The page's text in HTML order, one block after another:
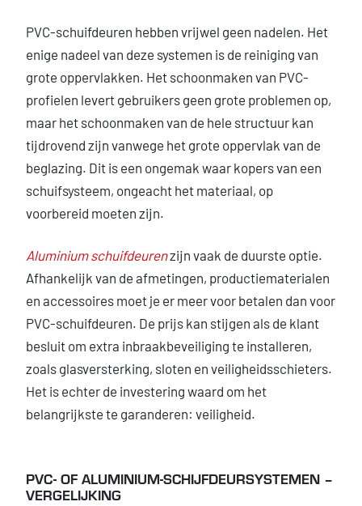
PVC-schuifdeuren hebben vrijwel geen nadelen. Het
enige nadeel van deze systemen is de reiniging van
grote oppervlakken. Het schoonmaken van PVC-
profielen levert gebruikers geen grote problemen op,
maar het schoonmaken van de hele structuur kan
tijdrovend zijn vanwege het grote oppervlak van de
beglazing. Dit is een ongemak waar kopers van een
schuifsysteem, ongeacht het materiaal, op
voorbereid moeten zijn.
Aluminium schuifdeurenzijn vaak de duurste optie.
Afhankelijk van de afmetingen, productiematerialen
en accessoires moet je er meer voor betalen dan voor
PVC-schuifdeuren. De prijs kan stijgen als de klant
besluit om extra inbraakbeveiliging te installeren,
zoals glasversterking, sloten en veiligheidsschieters.
Het is echter de investering waard om het
belangrijkste te garanderen: veiligheid.
PVC- OF ALUMINIUM-SCHIJFDEURSYSTEMEN –
VERGELIJKING